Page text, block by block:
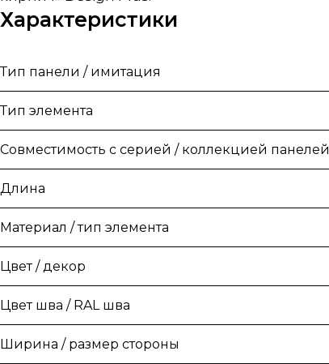
Характеристики
Тип панели / имитация
Тип элемента
Совместимость с серией / коллекцией панелей
Длина
Материал / тип элемента
Цвет / декор
Цвет шва / RAL шва
Ширина / размер стороны